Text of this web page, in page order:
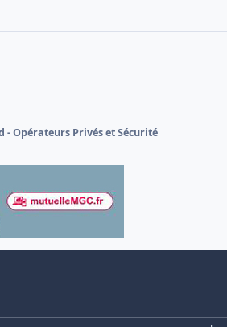
- Opérateurs Privés et Sécurité